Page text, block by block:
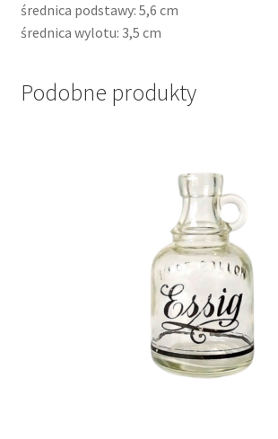
średnica podstawy: 5,6 cm
średnica wylotu: 3,5 cm
Podobne produkty